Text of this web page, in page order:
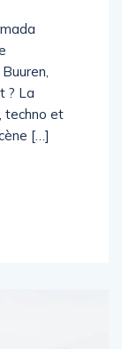
? La
techno et
[…]